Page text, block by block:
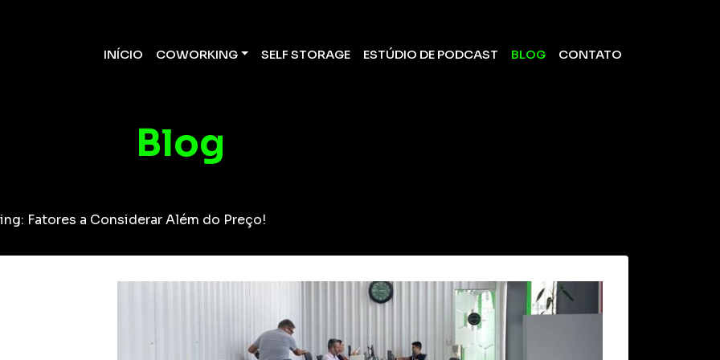
INÍCIO COWORKING SELF STORAGE ESTÚDIO DE PODCAST BLOG CONTATO
Blog
Fatores a Considerar Além do Preço!